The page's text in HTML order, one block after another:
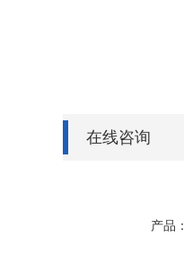
在线咨询
产品：